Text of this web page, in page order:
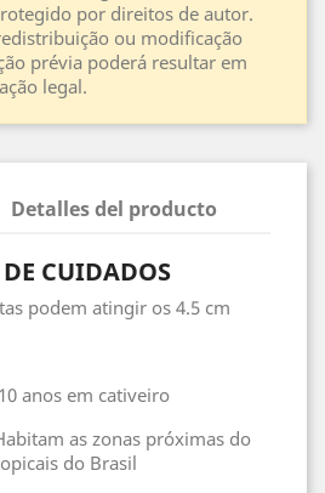
por direitos de autor.
ou modificação
prévia poderá resultar em
legal.
Detalles del producto
CUIDADOS
podem atingir os 4.5 cm
anos em cativeiro
as zonas próximas do
do Brasil